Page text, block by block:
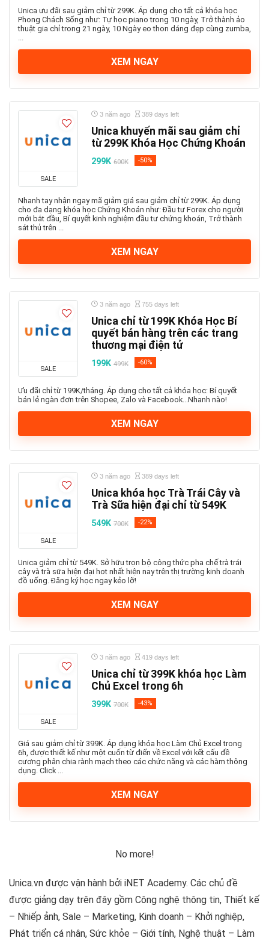
Unica ưu đãi sau giảm chỉ từ 299K. Áp dụng cho tất cả khóa học
Phong Chách Sống như: Tự học piano trong 10 ngày, Trở thành ảo
thuật gia chỉ trong 21 ngày, 10 Ngày eo thon dáng đẹp cùng zumba,
...
XEM NGAY
SALE
3 năm ago 389 days left
Unica khuyến mãi sau giảm chỉ
từ 299K Khóa Học Chứng Khoán
299K 600K -50%
Nhanh tay nhận ngay mã giảm giá sau giảm chỉ từ 299K. Áp dụng
cho đa dạng khóa học Chứng Khoán như: Đầu tư Forex cho người
mới bắt đầu, Bí quyết kinh nghiệm đầu tư chứng khoán, Trở thành
sát thủ trên ...
XEM NGAY
SALE
3 năm ago 755 days left
Unica chỉ từ 199K Khóa Học Bí
quyết bán hàng trên các trang
thương mại điện tử
199K 499K -60%
Ưu đãi chỉ từ 199K/tháng. Áp dụng cho tất cả khóa học: Bí quyết
bán lẻ ngàn đơn trên Shopee, Zalo và Facebook...Nhanh nào!
XEM NGAY
SALE
3 năm ago 389 days left
Unica khóa học Trà Trái Cây và
Trà Sữa hiện đại chỉ từ 549K
549K 700K -22%
Unica giảm chỉ từ 549K. Sở hữu trọn bộ công thức pha chế trà trái
cây và trà sữa hiện đại hot nhất hiện nay trên thị trường kinh doanh
đồ uống. Đăng ký học ngay kẻo lỡ!
XEM NGAY
SALE
3 năm ago 419 days left
Unica chỉ từ 399K khóa học Làm
Chủ Excel trong 6h
399K 700K -43%
Giá sau giảm chỉ từ 399K. Áp dụng khóa học Làm Chủ Excel trong
6h, được thiết kế như một cuốn từ điển về Excel với kết cấu đề
cương phân chia rành mạch theo các chức năng và các hàm thông
dụng. Click ...
XEM NGAY
No more!
Unica.vn được vận hành bởi iNET Academy. Các chủ đề
được giảng dạy trên đây gồm Công nghệ thông tin, Thiết kế
– Nhiếp ảnh, Sale – Marketing, Kinh doanh – Khởi nghiệp,
Phát triển cá nhân, Sức khỏe – Giới tính, Nghệ thuật – Làm